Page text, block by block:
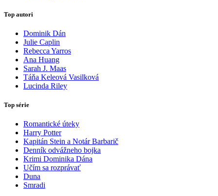
Top autori
Dominik Dán
Julie Caplin
Rebecca Yarros
Ana Huang
Sarah J. Maas
Táňa Keleová Vasilková
Lucinda Riley
Top série
Romantické úteky
Harry Potter
Kapitán Stein a Notár Barbarič
Denník odvážneho bojka
Krimi Dominika Dána
Učím sa rozprávať
Duna
Smradi